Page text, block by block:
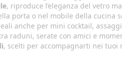
, riproduce l’eleganza del vetro
porta o nel mobile della cucina
anche per mini cocktail,
raduni, serate con amici e
, scelti per accompagnarti nei